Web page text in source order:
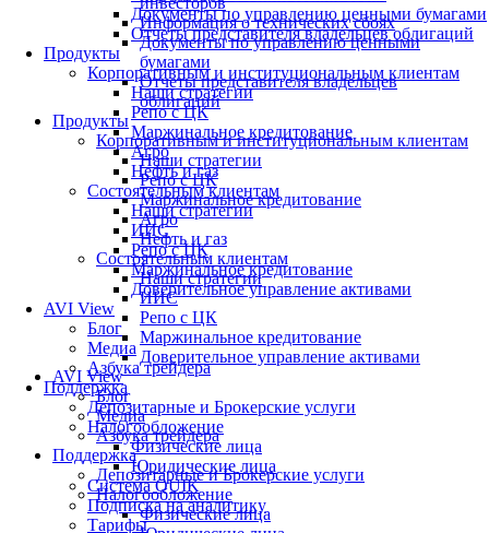
Документы по управлению ценными бумагами
Отчеты представителя владельцев облигаций
Продукты
Корпоративным и институциональным клиентам
Наши стратегии
Репо с ЦК
Маржинальное кредитование
Агро
Нефть и газ
Состоятельным клиентам
Наши стратегии
ИИС
Репо с ЦК
Маржинальное кредитование
Доверительное управление активами
AVI View
Блог
Медиа
Азбука трейдера
Поддержка
Депозитарные и Брокерские услуги
Налогообложение
Физические лица
Юридические лица
Система QUIK
Подписка на аналитику
Тарифы
Информация о технических сбоях
Документы по управлению ценными
бумагами
Отчеты представителя владельцев
облигаций
Продукты
Корпоративным и институциональным клиентам
Наши стратегии
Репо с ЦК
Маржинальное кредитование
Агро
Нефть и газ
Состоятельным клиентам
Наши стратегии
ИИС
Репо с ЦК
Маржинальное кредитование
Доверительное управление активами
AVI View
Блог
Медиа
Азбука трейдера
Поддержка
Депозитарные и Брокерские услуги
Налогообложение
Физические лица